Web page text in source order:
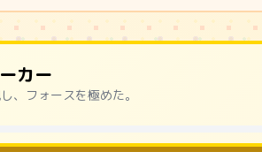
カー
、フォースを極めた。